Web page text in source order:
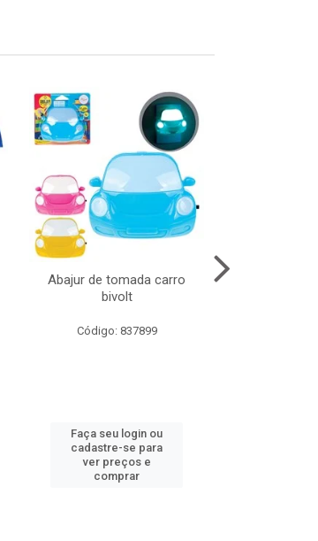
Abajur de tomada carro
bivolt
Código: 837899
Faça seu login ou
cadastre-se para
ver preços e
comprar